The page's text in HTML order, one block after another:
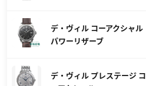
デ・ヴィル コーアクシャル
パワーリザーブ
デ・ヴィル プレステージ コ